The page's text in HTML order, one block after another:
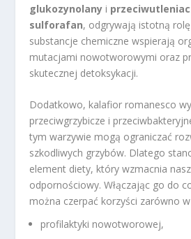
glukozynolany i
sulforafan, odgrywają istotną
substancje chemiczne wspierają
mutacjami nowotworowymi oraz
skutecznej detoksykacji.
Dodatkowo, kalafior romanesco
przeciwgrzybicze i
tym warzywie mogą ograniczać
szkodliwych grzybów. Dlatego
element diety, który wzmacnia nasz
odpornościowy. Włączając go do
można czerpać korzyści zarówno
profilaktyki nowotworowej,